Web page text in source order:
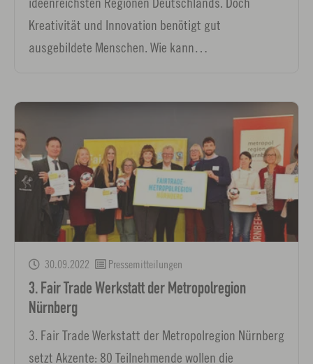
Kreativität und Innovation benötigt gut
ausgebildete Menschen. Wie kann…
30.09.2022 Pressemitteilungen
3. Fair Trade Werkstatt der Metropolregion
Nürnberg
3. Fair Trade Werkstatt der Metropolregion Nürnberg
setzt Akzente: 80 Teilnehmende wollen die